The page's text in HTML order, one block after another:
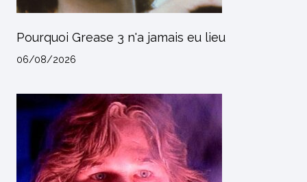
Pourquoi Grease 3 n'a jamais eu lieu
06/08/2026